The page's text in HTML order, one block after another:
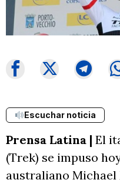
Escuchar noticia
Prensa Latina | El
(Trek) se impuso
australiano Michael